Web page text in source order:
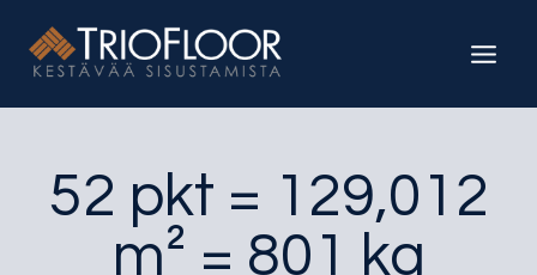
sisältöön
52 pkt = 129,012
m² = 801 kg